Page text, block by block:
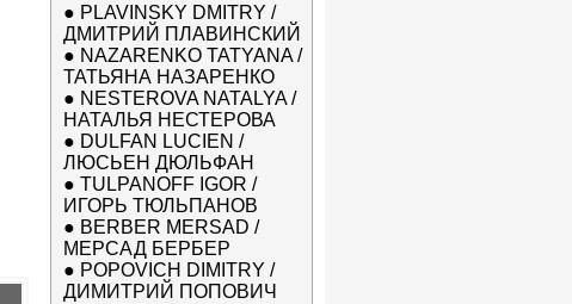
● PLAVINSKY DMITRY /
ДМИТРИЙ ПЛАВИНСКИЙ
● NAZARENKO TATYANA /
ТАТЬЯНА НАЗАРЕНКО
● NESTEROVA NATALYA /
НАТАЛЬЯ НЕСТЕРОВА
● DULFAN LUCIEN /
ЛЮСЬЕН ДЮЛЬФАН
● TULPANOFF IGOR /
ИГОРЬ ТЮЛЬПАНОВ
● BERBER MERSAD /
МЕРСАД БЕРБЕР
● POPOVICH DIMITRY /
ДИМИТРИЙ ПОПОВИЧ